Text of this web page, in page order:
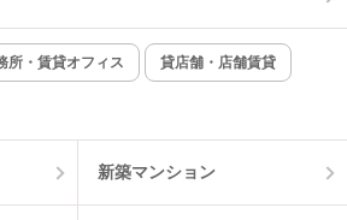
インターネット無料
所・賃貸オフィス 貸店舗・店舗賃貸
新築マンション